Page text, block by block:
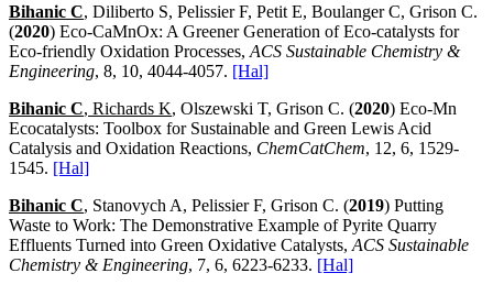
Bihanic C, Diliberto S, Pelissier F, Petit E, Boulanger C, Grison C.
(2020) Eco-CaMnOx: A Greener Generation of Eco-catalysts for
Eco-friendly Oxidation Processes, ACS Sustainable Chemistry &
Engineering, 8, 10, 4044-4057. [Hal]
Bihanic C, Richards K, Olszewski T, Grison C. (2020) Eco-Mn
Ecocatalysts: Toolbox for Sustainable and Green Lewis Acid
Catalysis and Oxidation Reactions, ChemCatChem, 12, 6, 1529-
1545. [Hal]
Bihanic C, Stanovych A, Pelissier F, Grison C. (2019) Putting
Waste to Work: The Demonstrative Example of Pyrite Quarry
Effluents Turned into Green Oxidative Catalysts, ACS Sustainable
Chemistry & Engineering, 7, 6, 6223-6233. [Hal]